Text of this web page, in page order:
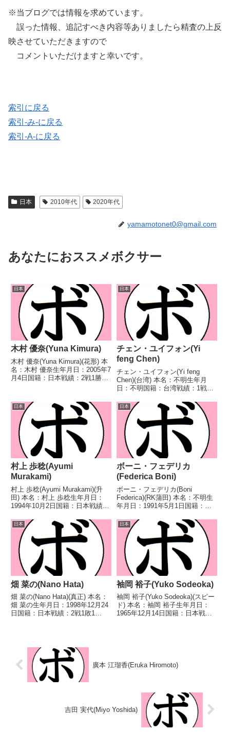
※当ブログでは情報を求めています。
誤った情報、追記すべき内容等ありましたら精査の上反
映させていただきますので
コメントいただけますと幸いです。
索引に戻る
索引-み-に戻る
索引-A-に戻る
日本 2010年代 2020年代
yamamotonet0@gmail.com
あなたにおススメボクサー
日本
木村 優奈(Yuna Kimura)
木村 優奈(Yuna Kimura)(花形) 本
名：木村 優奈生年月日：2005年7
月4日国籍：日本戦績：2戦1勝1
0(38-37、38-37、38-37) 谷原 羽
奈...
日本
チェン・ユイフォン(Yi
feng Chen)
チェン・ユイフォン(Yi feng
Chen)(台湾) 本名：不明生年月
日：不明国籍：台湾戦績：1戦1
歴】2023/07/16 ●4RTKO 関
真絢(大阪天神) 【補足情報】・台
湾出身。・BoxRecには選手...
日本
村上 歩稔(Ayumi
Murakami)
村上 歩稔(Ayumi Murakami)(升
田) 本名：村上 歩稔生年月日：
1994年10月2日国籍：日本戦績：
し 【戦歴】2021/12/18 ●4R判
定 0-3(36-40、36-40、36-40) 堀
冴...
日本
ボーニ・フェデリカ
(Federica Boni)
ボーニ・フェデリカ(Boni
Federica)(RK蒲田) 本名：不明生
年月日：1991年5月1日国籍：伊
得タイトル】なし 【戦歴】
2021/06/11 △4R判定 1-0(38-
38、39-37、3...
日本
畑 菜の(Nano Hata)
畑 菜の(Nano Hata)(真正) 本名：
畑 菜の生年月日：1998年12月24
日国籍：日本戦績：2戦1敗1
イン(マ...
日本
袖岡 裕子(Yuko Sodeoka)
袖岡 裕子(Yuko Sodeoka)(スピー
ド) 本名：袖岡 裕子生年月日：
1965年12月14日国籍：日本戦
廣本 江瑠香(Eruka Hiromoto)
吉田 実代(Miyo Yoshida)